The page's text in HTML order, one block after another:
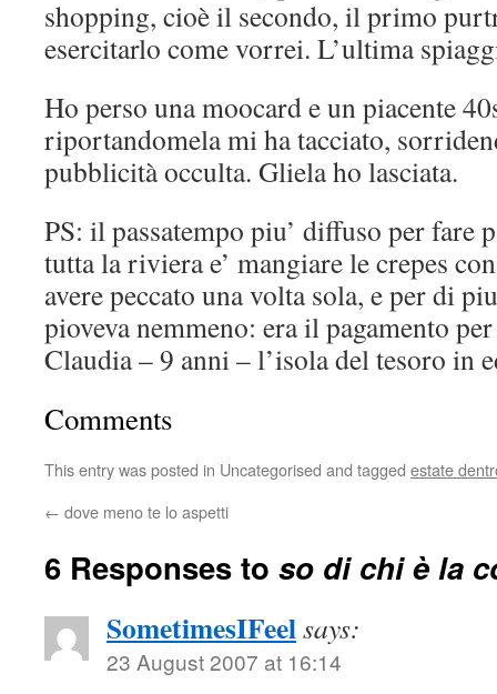
shopping, cioè il secondo, il primo
esercitarlo come vorrei. L’ultima
Ho perso una moocard e un piacente
riportandomela mi ha tacciato,
pubblicità occulta. Gliela ho lasciata.
PS: il passatempo piu’ diffuso per fare
tutta la riviera e’ mangiare le crepes
avere peccato una volta sola, e per di
pioveva nemmeno: era il pagamento
Claudia – 9 anni – l’isola del tesoro in
Comments
This entry was posted in Uncategorised and tagged estate
← dove meno te lo aspetti
6 Responses to so di chi è la
SometimesIFeelsays:
23 August 2007 at 16:14